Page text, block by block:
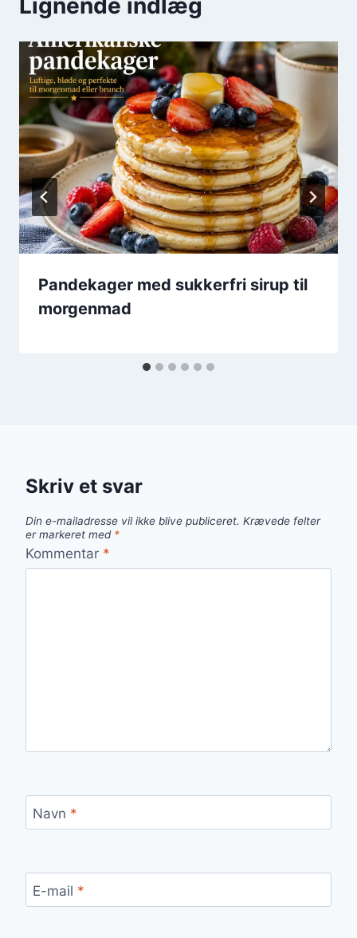
Pandekager med sukkerfri sirup til
morgenmad
Skriv et svar
Din e-mailadresse vil ikke blive publiceret. Krævede felter
er markeret med *
Kommentar *
Navn *
E-mail *